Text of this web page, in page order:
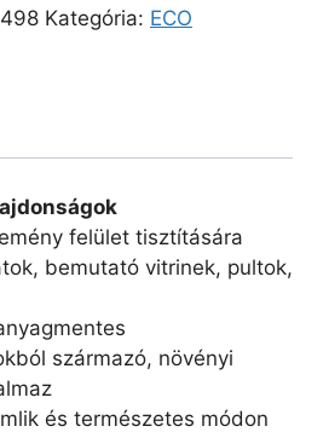
Kategória: ECO
felület tisztítására
bemutató vitrinek, pultok,
származó, növényi
és természetes módon